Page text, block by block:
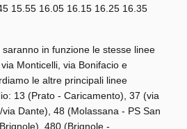
15.55 16.05 16.15 16.25 16.35
saranno in funzione le stesse linee
Monticelli, via Bonifacio e
le altre principali linee
13 (Prato - Caricamento), 37 (via
Dante), 48 (Molassana - PS San
480 (Brignole -